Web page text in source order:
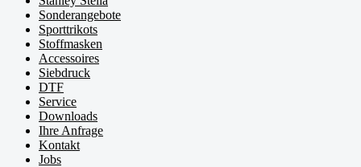
Sonderangebote
Sporttrikots
Stoffmasken
Accessoires
Siebdruck
DTF
Service
Downloads
Ihre Anfrage
Kontakt
Jobs